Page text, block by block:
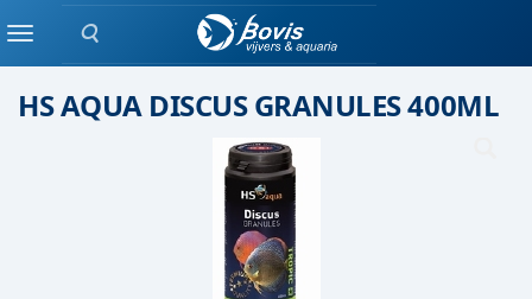
Zoeken
MenuDroog voer
HS AQUA DISCUS GRANULES 400ML